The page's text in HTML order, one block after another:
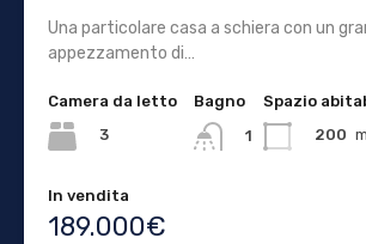
Una particolare casa a schiera con un
appezzamento di…
Camera da letto
3
Bagno
1
Spazio
200
In vendita
189.000€